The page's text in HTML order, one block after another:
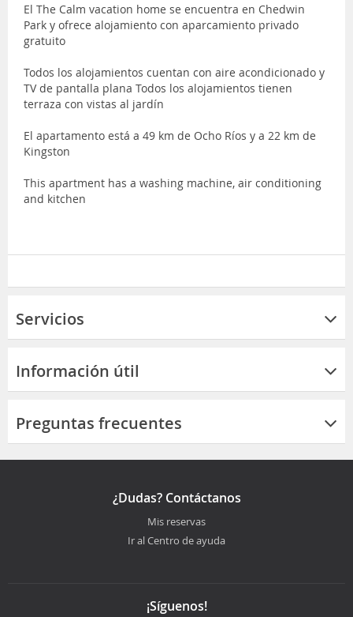
El The Calm vacation home se encuentra en Chedwin
Park y ofrece alojamiento con aparcamiento privado
gratuito
Todos los alojamientos cuentan con aire acondicionado y
TV de pantalla plana Todos los alojamientos tienen
terraza con vistas al jardín
El apartamento está a 49 km de Ocho Ríos y a 22 km de
Kingston
This apartment has a washing machine, air conditioning
and kitchen
Servicios
Información útil
Preguntas frecuentes
¿Dudas? Contáctanos
Mis reservas
Ir al Centro de ayuda
¡Síguenos!